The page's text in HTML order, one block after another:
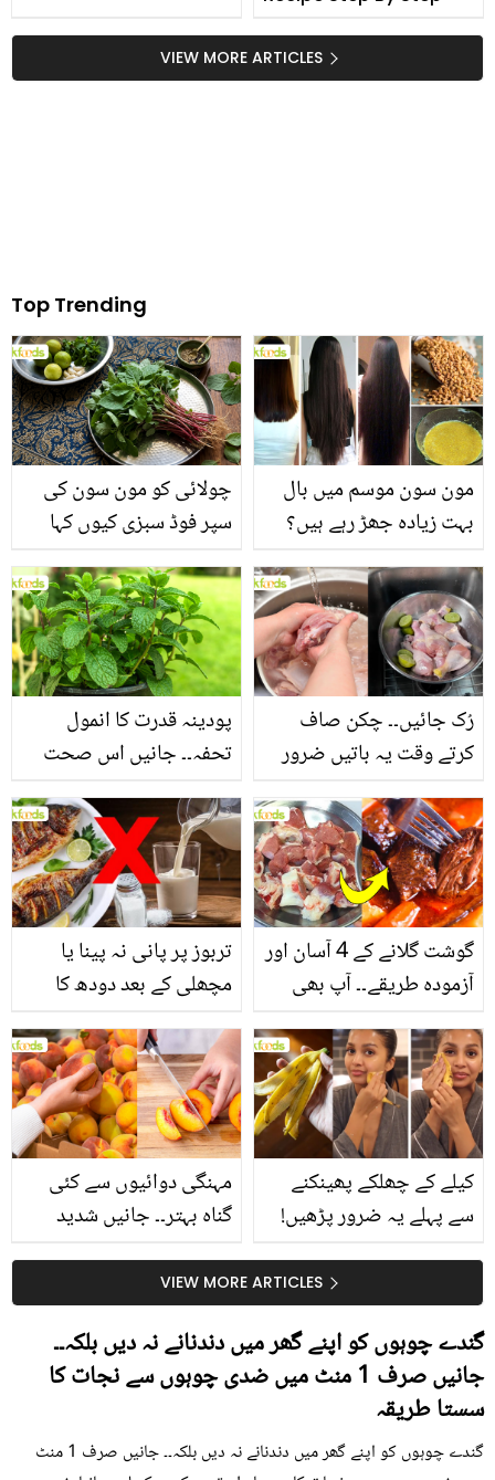
VIEW MORE ARTICLES
Top Trending
چولائی کو مون سون کی
سپر فوڈ سبزی کیوں کہا
منرلز اور اینٹی آکسیڈنٹس
سے بھرپور اس سبزی کے
فائدے
مون سون موسم میں بال
بہت زیادہ جھڑ رہے ہیں؟
بنانے کے چند قدرتی طریقے
پودینہ قدرت کا انمول
تحفہ۔۔ جانیں اس صحت
انگیز طبی فوائد
رُک جائیں۔۔ چکن صاف
کرتے وقت یہ باتیں ضرور
تربوز پر پانی نہ پینا یا
مچھلی کے بعد دودھ کا
سے متعلق غلط فہمیوں کی
حقیقت کیا ہے اور افواہ
کیا؟
گوشت گلانے کے 4 آسان اور
آزمودہ طریقے۔۔ آپ بھی
بتائے راز
مہنگی دوائیوں سے کئی
گناہ بہتر۔۔ جانیں شدید
کیوں کھانا چاہیے؟
کیلے کے چھلکے پھینکنے
سے پہلے یہ ضرور پڑھیں!
سستا اور قدرتی حلVIEW MORE ARTICLES
گندے چوہوں کو اپنے گھر میں دندنانے نہ دیں بلکہ۔۔
جانیں صرف 1 منٹ میں ضدی چوہوں سے نجات کا
سستا طریقہ
گندے چوہوں کو اپنے گھر میں دندنانے نہ دیں بلکہ۔۔ جانیں صرف 1 منٹ